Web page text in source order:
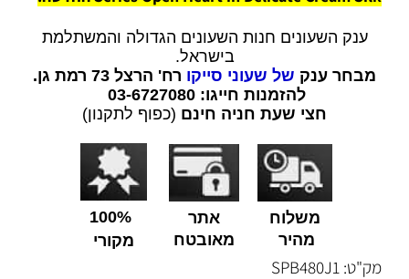
ענק השעונים חנות השעונים הגדולה והמשתלמת
בישראל.
מבחר ענק של שעוני סייקו רח' הרצל 73 רמת גן.
להזמנות חייגו: 03-6727080
חצי שעת חניה חינם (כפוף לתקנון)
משלוח
מהיר
אתר
מאובטח
100%
מקורי
מק"ט: SPB480J1